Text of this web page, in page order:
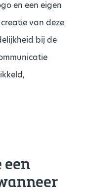
en een eigen
van deze
bij de
een